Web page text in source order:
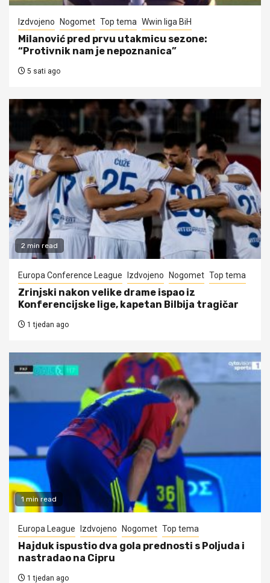
Izdvojeno Nogomet Top tema Wwin liga BiH
Milanović pred prvu utakmicu sezone:
“Protivnik nam je nepoznanica”
5 sati ago
2 min read
Europa Conference League Izdvojeno Nogomet Top tema
Zrinjski nakon velike drame ispao iz
Konferencijske lige, kapetan Bilbija tragičar
1 tjedan ago
1 min read
Europa League Izdvojeno Nogomet Top tema
Hajduk ispustio dva gola prednosti s Poljuda i
nastradao na Cipru
1 tjedan ago